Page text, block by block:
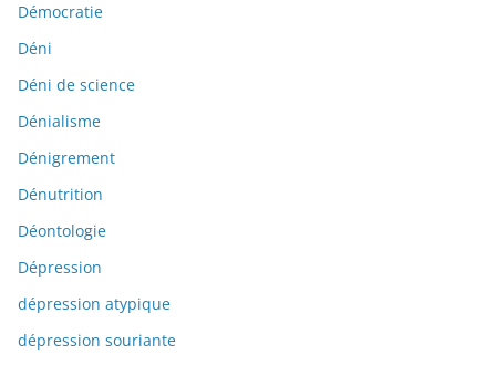
Démocratie
Déni
Déni de science
Dénialisme
Dénigrement
Dénutrition
Déontologie
Dépression
dépression atypique
dépression souriante